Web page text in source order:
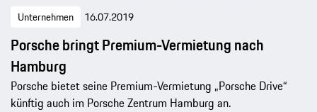
Unternehmen 16.07.2019
Porsche bringt Premium-Vermietung nach
Hamburg
Porsche bietet seine Premium-Vermietung „Porsche Drive“
künftig auch im Porsche Zentrum Hamburg an.